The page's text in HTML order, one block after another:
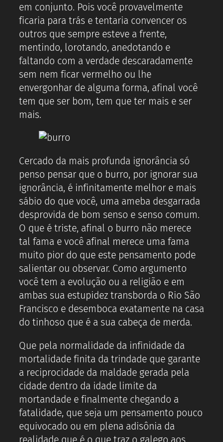
em conjunto. Pois você provavelmente
ficaria para trás e tentaria convencer os
outros que sempre esteve a frente,
mentindo, lorotando, anedotando e
faltando com a verdade descaradamente
sem nem ficar vermelho ou lhe
envergonhar de alguma forma, afinal você
tem que ser bom, tem que ter mais e ser
mais.
Cercado da mais profunda ignorância só
penso pensar que o burro, por ignorar sua
ignorância, é infinitamente melhor e mais
sábio do que você, uma ameba desgarrada
desprovida de bom senso e senso comum.
O que é triste, afinal o burro não merece
tal fama e você afinal merece uma fama
muito pior do que este pensamento pode
salientar ou observar. Como argumento
você tem a evolução ou a religião e em
ambas sua estupidez transborda o Rio São
Francisco e desemboca exatamente na casa
do tinhoso que é a sua cabeça de merda.
Que pela normalidade da infinidade da
mortalidade finita da trindade que garante
a reciprocidade da maldade gerada pela
cidade dentro da idade limite da
mortandade e finalmente chegando a
fatalidade, que seja um pensamento pouco
equivocado ou em plena adisônia da
realidade que é o que traz o galego aos